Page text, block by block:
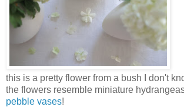
this is a pretty flower from a bush I don't
the flowers resemble miniature
pebble vases!